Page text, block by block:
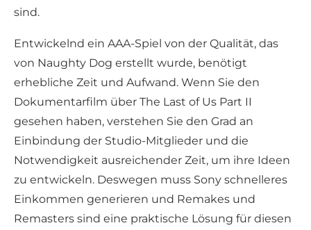
sind.
Entwickelnd ein AAA-Spiel von der Qualität, das
von Naughty Dog erstellt wurde, benötigt
erhebliche Zeit und Aufwand. Wenn Sie den
Dokumentarfilm über The Last of Us Part II
gesehen haben, verstehen Sie den Grad an
Einbindung der Studio-Mitglieder und die
Notwendigkeit ausreichender Zeit, um ihre Ideen
zu entwickeln. Deswegen muss Sony schnelleres
Einkommen generieren und Remakes und
Remasters sind eine praktische Lösung für diesen